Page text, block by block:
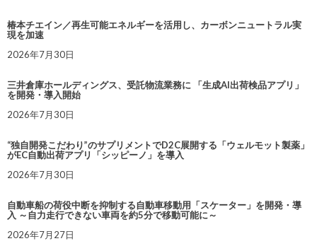
椿本チエイン／再生可能エネルギーを活用し、カーボンニュートラル実
現を加速
2026年7月30日
三井倉庫ホールディングス、受託物流業務に 「生成AI出荷検品アプリ」
を開発・導入開始
2026年7月30日
“独自開発こだわり”のサプリメントでD2C展開する「ウェルモット製薬」
がEC自動出荷アプリ「シッピーノ」を導入
2026年7月30日
自動車船の荷役中断を抑制する自動車移動用「スケーター」を開発・導
入 ～自力走行できない車両を約5分で移動可能に～
2026年7月27日